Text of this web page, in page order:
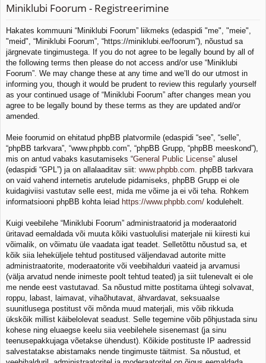
d
Miniklubi Foorum - Registreerimine
Hakates kommuuni “Miniklubi Foorum” liikmeks (edaspidi "me", "meie",
"meid", “Miniklubi Foorum”, “https://miniklubi.ee/foorum”), nõustud sa
järgnevate tingimustega. If you do not agree to be legally bound by all of
the following terms then please do not access and/or use “Miniklubi
Foorum”. We may change these at any time and we’ll do our utmost in
informing you, though it would be prudent to review this regularly yourself
as your continued usage of “Miniklubi Foorum” after changes mean you
agree to be legally bound by these terms as they are updated and/or
amended.
Meie foorumid on ehitatud phpBB platvormile (edaspidi “see”, “selle”,
“phpBB tarkvara”, “www.phpbb.com”, “phpBB Grupp, “phpBB meeskond”),
mis on antud vabaks kasutamiseks “General Public License” alusel
(edaspidi “GPL”) ja on allalaaditav siit: www.phpbb.com . phpBB tarkvara
on vaid vahend internetis arutelude pidamiseks, phpBB Grupp ei ole
kuidagiviisi vastutav selle eest, mida me võime ja ei või teha. Rohkem
informatsiooni phpBB kohta leiad https://www.phpbb.com/ kodulehelt.
Kuigi veebilehe “Miniklubi Foorum” administraatorid ja moderaatorid
üritavad eemaldada või muuta kõiki vastuolulisi materjale nii kiiresti kui
võimalik, on võimatu üle vaadata igat teadet. Selletõttu nõustud sa, et
kõik siia leheküljele tehtud postitused väljendavad autorite mitte
administraatorite, moderaatorite või veebihalduri vaateid ja arvamusi
(välja arvatud nende inimeste poolt tehtud teated) ja siit tulenevalt ei ole
me nende eest vastutavad. Sa nõustud mitte postitama ühtegi solvavat,
roppu, labast, laimavat, vihaõhutavat, ähvardavat, seksuaalse
suunitlusega postitust või mõnda muud materjali, mis võib rikkuda
ükskõik millist käibelolevat seadust. Selle tegemine võib põhjustada sinu
kohese ning eluaegse keelu siia veebilehele sisenemast (ja sinu
teenusepakkujaga võetakse ühendust). Kõikide postituste IP aadressid
salvestatakse abistamaks nende tingimuste täitmist. Sa nõustud, et